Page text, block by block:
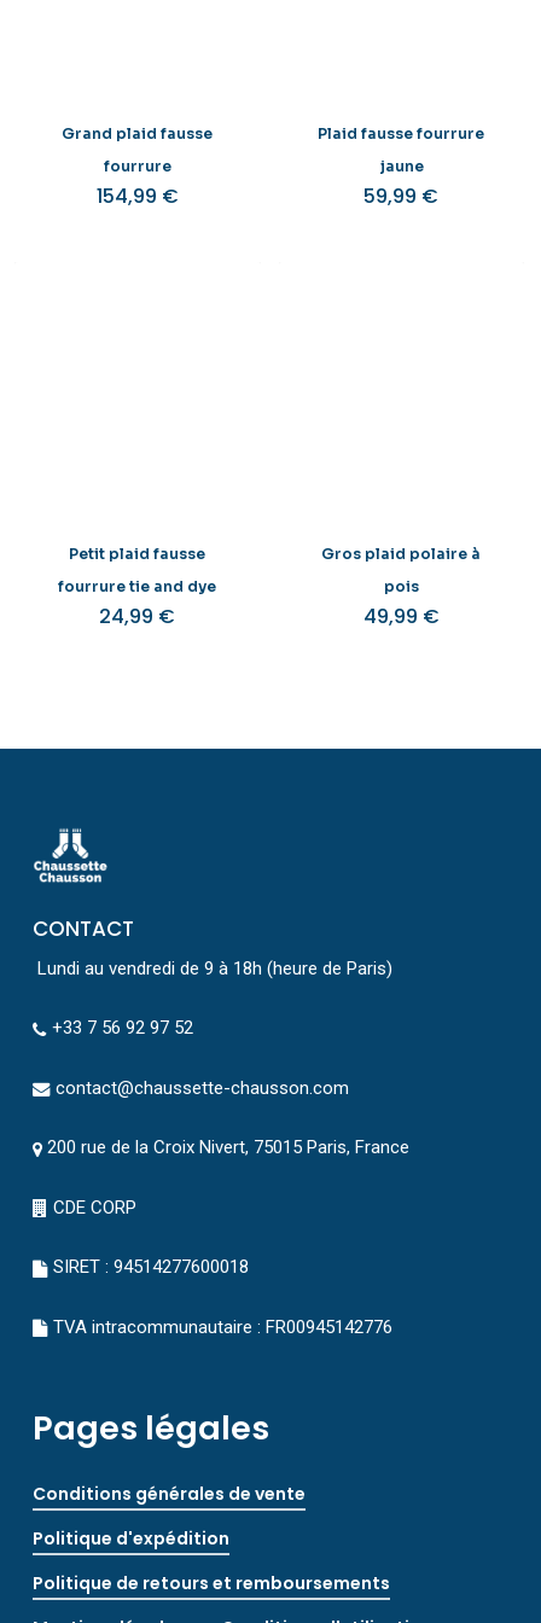
Grand plaid fausse
fourrure
154,99 €
Plaid fausse fourrure
jaune
59,99 €
Petit plaid fausse
fourrure tie and dye
24,99 €
Gros plaid polaire à
pois
49,99 €
CONTACT
Lundi au vendredi de 9 à 18h (heure de Paris)
+33 7 56 92 97 52
contact@chaussette-chausson.com
200 rue de la Croix Nivert, 75015 Paris, France
CDE CORP
SIRET : 94514277600018
TVA intracommunautaire : FR00945142776
Pages légales
Conditions générales de vente
Politique d'expédition
Politique de retours et remboursements